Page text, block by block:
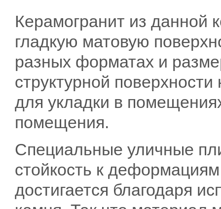
Керамогранит из данной
гладкую матовую
разных форматах и
структурной
для укладки в
помещения.
Специальные уличные
стойкость к
достигается благодаря